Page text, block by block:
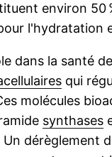
environ 50
l'hydratation
dans la santé
qui
molécules
synthases
Un dérèglement